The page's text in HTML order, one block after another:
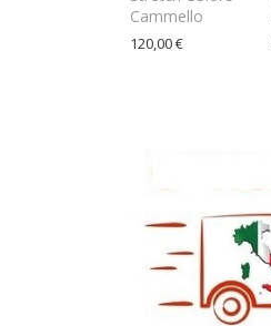
Cammello
120,00 €